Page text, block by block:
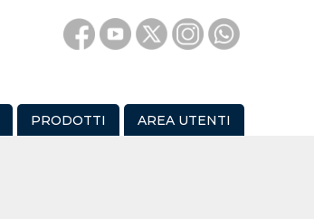
PRODOTTI AREA UTENTI